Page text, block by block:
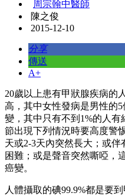
周宗翰中醫師
陳之俊
2015-12-10
分享
傳送
A+
20歲以上患有甲狀腺疾病的
高，其中女性發病是男性的
變，其中只有不到1%的人
節出現下列情況時要高度警
天或2-3天內突然長大；或
困難；或是聲音突然嘶啞，
癌變。
人體攝取的碘99.9%都是要